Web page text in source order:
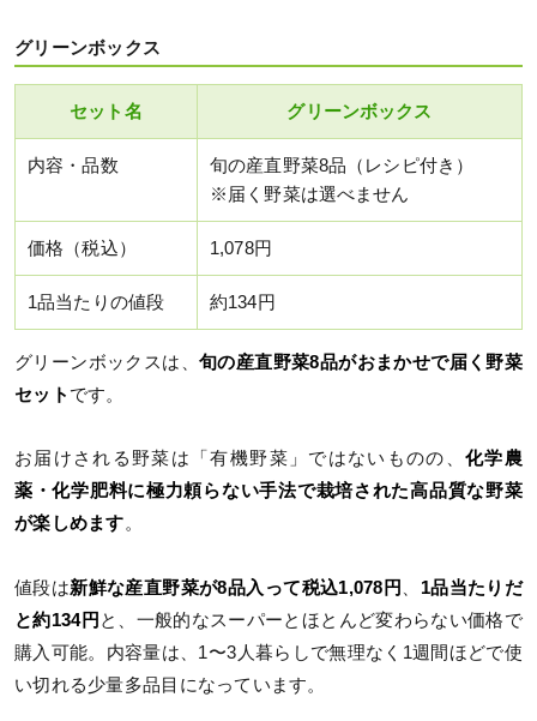
グリーンボックス
セット名 グリーンボックス
内容・品数
旬の産直野菜8品（レシピ付き）
※届く野菜は選べません
価格（税込） 1,078円
1品当たりの値段 約134円
グリーンボックスは、 旬の産直野菜8品がおまかせで届く野菜
セット です。
お届けされる野菜は「有機野菜」ではないものの、化学農
薬・化学肥料に極力頼らない手法で栽培された高品質な野菜
が楽しめます。
値段は新鮮な産直野菜が8品入って税込1,078円
1品当たりだ
と約134円 と、一般的なスーパーとほとんど変わらない価格で
購入可能。内容量は、1〜3人暮らしで無理なく1週間ほどで使
い切れる少量多品目になっています。